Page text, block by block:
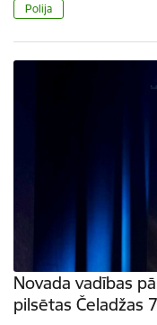
Polija
Novada vadības
pilsētas Čeladžas